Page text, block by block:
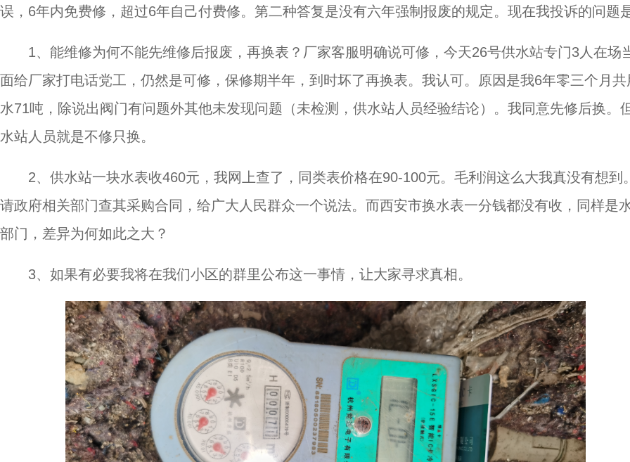
误，6年内免费修，超过6年自己付费修。第二种答复是没有六年强制报废的规定。现在我投诉的问题
1、能维修为何不能先维修后报废，再换表？厂家客服明确说可修，今天26号供水站专门3人在场
面给厂家打电话党工，仍然是可修，保修期半年，到时坏了再换表。我认可。原因是我6年零三个月共
水71吨，除说出阀门有问题外其他未发现问题（未检测，供水站人员经验结论）。我同意先修后换。
水站人员就是不修只换。
2、供水站一块水表收460元，我网上查了，同类表价格在90-100元。毛利润这么大我真没有想到。
请政府相关部门查其采购合同，给广大人民群众一个说法。而西安市换水表一分钱都没有收，同样是
部门，差异为何如此之大？
3、如果有必要我将在我们小区的群里公布这一事情，让大家寻求真相。